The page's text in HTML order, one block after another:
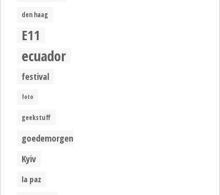
den haag
E11
ecuador
festival
foto
geekstuff
goedemorgen
Kyiv
la paz